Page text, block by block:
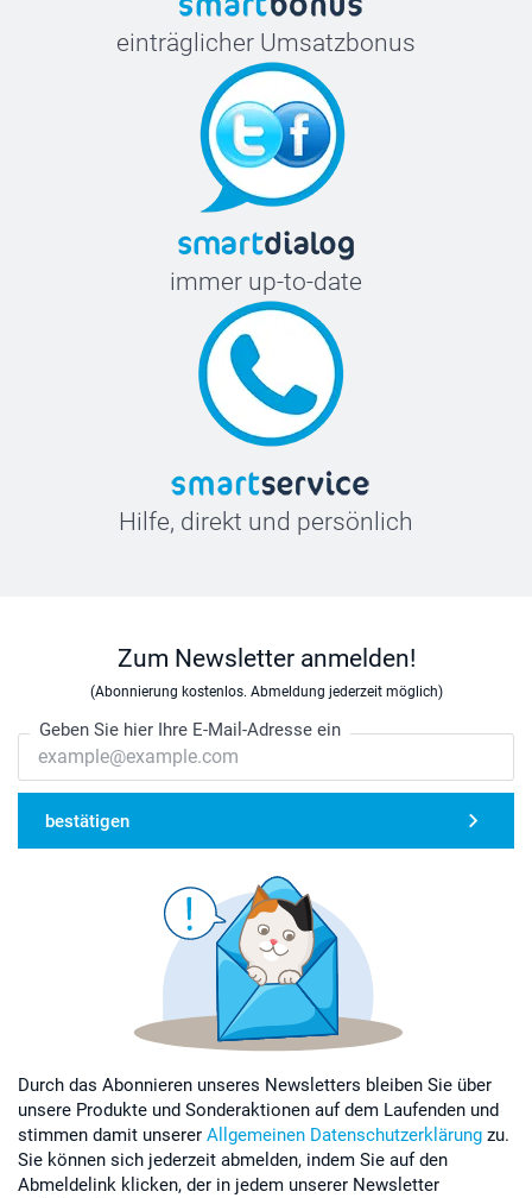
einträglicher Umsatzbonus
immer up-to-date
Hilfe, direkt und persönlich
Zum Newsletter anmelden!
(Abonnierung kostenlos. Abmeldung jederzeit möglich)
Geben Sie hier Ihre E-Mail-Adresse ein
bestätigen
Durch das Abonnieren unseres Newsletters bleiben Sie über
unsere Produkte und Sonderaktionen auf dem Laufenden und
stimmen damit unserer Allgemeinen Datenschutzerklärung zu.
Sie können sich jederzeit abmelden, indem Sie auf den
Abmeldelink klicken, der in jedem unserer Newsletter